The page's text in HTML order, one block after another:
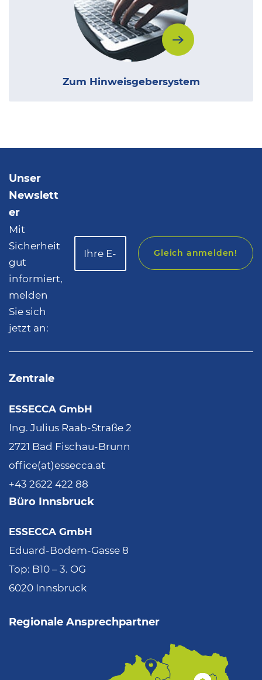
Zum Hinweisgebersystem
Unser
Newslett
er
Mit
Sicherheit
gut
informiert,
melden
Sie sich
jetzt an:
Gleich anmelden!
Zentrale
ESSECCA GmbH
Ing. Julius Raab-Straße 2
2721 Bad Fischau-Brunn
office(at)essecca.at
+43 2622 422 88
Büro Innsbruck
ESSECCA GmbH
Eduard-Bodem-Gasse 8
Top: B10 – 3. OG
6020 Innsbruck
Regionale Ansprechpartner